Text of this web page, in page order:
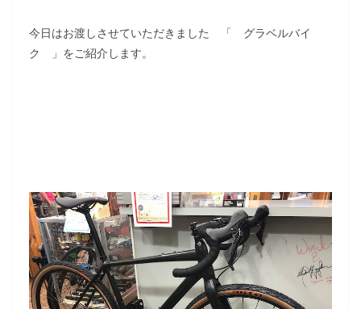
今日はお渡しさせていただきました 「 グラベルバイ
ク 」をご紹介します。